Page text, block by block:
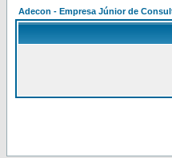
Adecon - Empresa Júnior de